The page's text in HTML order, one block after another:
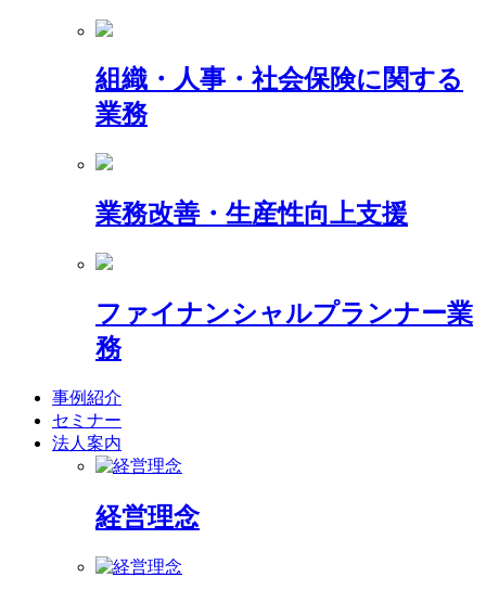
組織・人事・社会保険に関する
業務
業務改善・生産性向上支援
ファイナンシャルプランナー業
務
事例紹介
セミナー
法人案内
経営理念